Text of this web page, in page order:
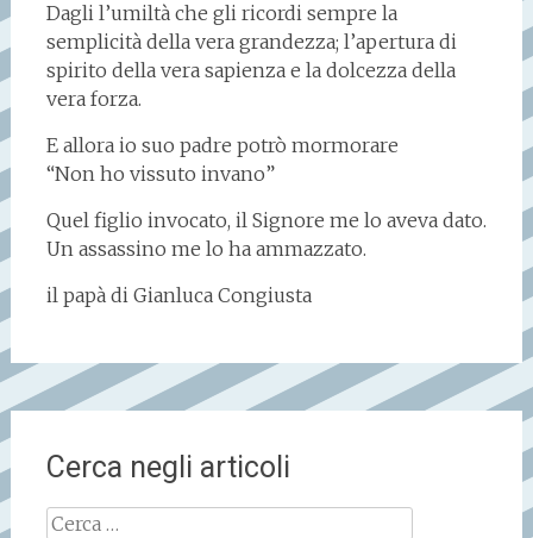
Dagli l’umiltà che gli ricordi sempre la
semplicità della vera grandezza; l’apertura di
spirito della vera sapienza e la dolcezza della
vera forza.
E allora io suo padre potrò mormorare
“Non ho vissuto invano”
Quel figlio invocato, il Signore me lo aveva dato.
Un assassino me lo ha ammazzato.
il papà di Gianluca Congiusta
Cerca negli articoli
Ricerca